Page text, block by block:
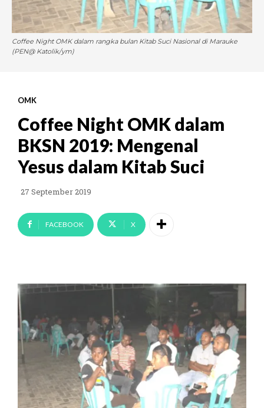
Coffee Night OMK dalam rangka bulan Kitab Suci Nasional di Marauke
(PEN@ Katolik/ym)
OMK
Coffee Night OMK dalam
BKSN 2019: Mengenal
Yesus dalam Kitab Suci
27 September 2019
FACEBOOK X